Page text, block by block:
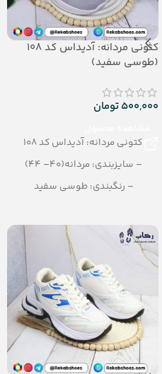
کتونی مردانه: آدیداس کد 108
(طوسی سفید)
500,000تومان
کتونی مردانه: آدیداس کد 108
– سایزبندی: مردانه(40– 44)
– رنگبندی: طوسی سفید